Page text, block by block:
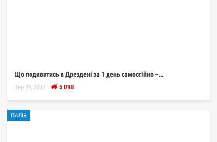
Що подивитись в Дрездені за 1 день самостійно –…
Вер 29, 2022 5 098
ІТАЛІЯ